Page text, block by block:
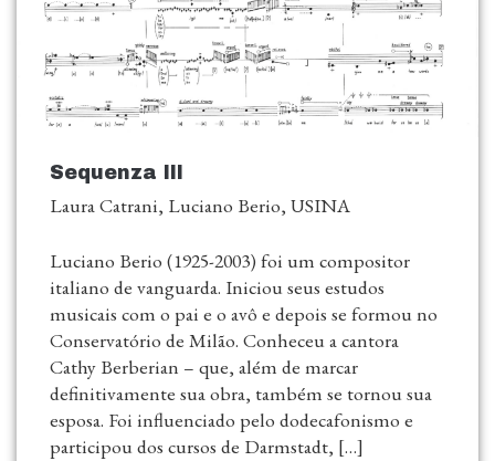
Sequenza III
Laura Catrani, Luciano Berio, USINA
Luciano Berio (1925-2003) foi um compositor
italiano de vanguarda. Iniciou seus estudos
musicais com o pai e o avô e depois se formou no
Conservatório de Milão. Conheceu a cantora
Cathy Berberian – que, além de marcar
definitivamente sua obra, também se tornou sua
esposa. Foi influenciado pelo dodecafonismo e
participou dos cursos de Darmstadt, […]